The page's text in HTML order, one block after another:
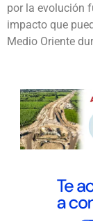
por la evolución
impacto que
Medio Oriente